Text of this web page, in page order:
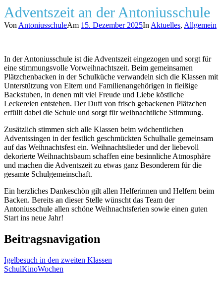
Adventszeit an der Antoniusschule
Von AntoniusschuleAm 15. Dezember 2025In Aktuelles, Allgemein
In der Antoniusschule ist die Adventszeit eingezogen und sorgt für
eine stimmungsvolle Vorweihnachtszeit. Beim gemeinsamen
Plätzchenbacken in der Schulküche verwandeln sich die Klassen mit
Unterstützung von Eltern und Familienangehörigen in fleißige
Backstuben, in denen mit viel Freude und Liebe köstliche
Leckereien entstehen. Der Duft von frisch gebackenen Plätzchen
erfüllt dabei die Schule und sorgt für weihnachtliche Stimmung.
Zusätzlich stimmen sich alle Klassen beim wöchentlichen
Adventssingen in der festlich geschmückten Schulhalle gemeinsam
auf das Weihnachtsfest ein. Weihnachtslieder und der liebevoll
dekorierte Weihnachtsbaum schaffen eine besinnliche Atmosphäre
und machen die Adventszeit zu etwas ganz Besonderem für die
gesamte Schulgemeinschaft.
Ein herzliches Dankeschön gilt allen Helferinnen und Helfern beim
Backen. Bereits an dieser Stelle wünscht das Team der
Antoniusschule allen schöne Weihnachtsferien sowie einen guten
Start ins neue Jahr!
Beitragsnavigation
Igelbesuch in den zweiten Klassen
SchulKinoWochen